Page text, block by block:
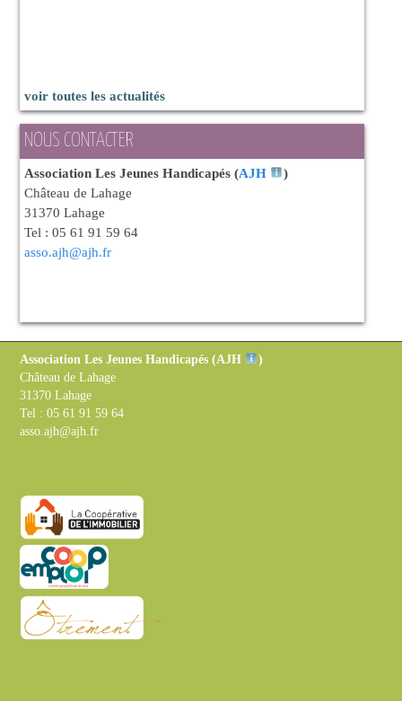
voir toutes les actualités
NOUS CONTACTER
Association Les Jeunes Handicapés (AJH
)
Château de Lahage
31370 Lahage
Tel : 05 61 91 59 64
asso.ajh@ajh.fr
Association Les Jeunes Handicapés (AJH
)
Château de Lahage
31370 Lahage
Tel : 05 61 91 59 64
asso.ajh@ajh.fr